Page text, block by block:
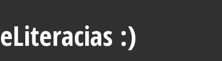
eLiteracias :)